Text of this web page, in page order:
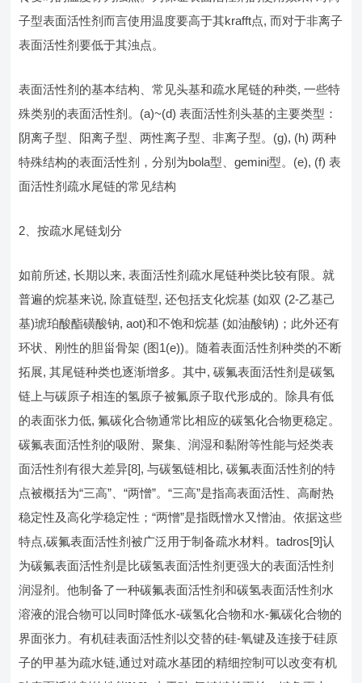
子型表面活性剂而言使用温度要高于其krafft点, 而对于非离子
表面活性剂要低于其浊点。
表面活性剂的基本结构、常见头基和疏水尾链的种类, 一些特
殊类别的表面活性剂。(a)~(d) 表面活性剂头基的主要类型：
阴离子型、阳离子型、两性离子型、非离子型。(g), (h) 两种
特殊结构的表面活性剂，分别为bola型、gemini型。(e), (f) 表
面活性剂疏水尾链的常见结构
2、按疏水尾链划分
如前所述, 长期以来, 表面活性剂疏水尾链种类比较有限。就
普遍的烷基来说, 除直链型, 还包括支化烷基 (如双 (2-乙基己
基)琥珀酸酯磺酸钠, aot)和不饱和烷基 (如油酸钠)；此外还有
环状、刚性的胆甾骨架 (图1(e))。随着表面活性剂种类的不断
拓展, 其尾链种类也逐渐增多。其中, 碳氟表面活性剂是碳氢
链上与碳原子相连的氢原子被氟原子取代形成的。除具有低
的表面张力低, 氟碳化合物通常比相应的碳氢化合物更稳定。
碳氟表面活性剂的吸附、聚集、润湿和黏附等性能与烃类表
面活性剂有很大差异[8], 与碳氢链相比, 碳氟表面活性剂的特
点被概括为“三高”、“两憎”。“三高”是指高表面活性、高耐热
稳定性及高化学稳定性；“两憎”是指既憎水又憎油。依据这些
特点,碳氟表面活性剂被广泛用于制备疏水材料。tadros[9]认
为碳氟表面活性剂是比碳氢表面活性剂更强大的表面活性剂
润湿剂。他制备了一种碳氟表面活性剂和碳氢表面活性剂水
溶液的混合物可以同时降低水-碳氢化合物和水-氟碳化合物的
界面张力。有机硅表面活性剂以交替的硅-氧键及连接于硅原
子的甲基为疏水链,通过对疏水基团的精细控制可以改变有机